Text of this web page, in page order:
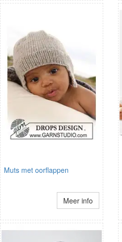
Muts met oorflappen
Meer info